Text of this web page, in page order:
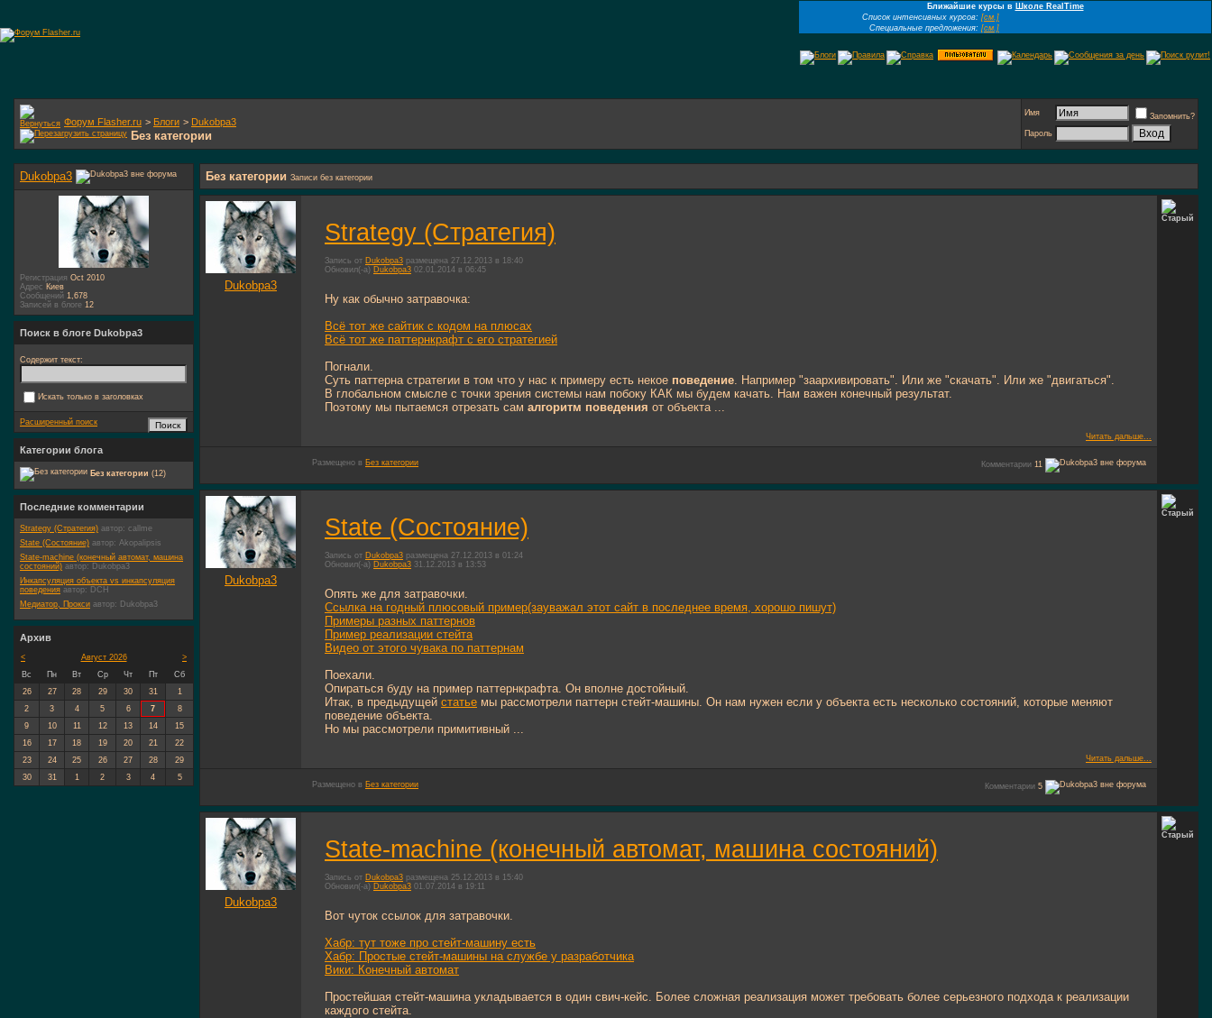
Ближайшие курсы в Школе RealTime
Список интенсивных курсов: [см.]
Специальные предложения: [см.]
Форум Flasher.ru > Блоги > Dukobpa3
Без категории
Имя
Запомнить?
Пароль
Без категории Записи без категории
Dukobpa3
Strategy (Стратегия)
Запись от Dukobpa3 размещена 27.12.2013 в 18:40
Обновил(-а) Dukobpa3 02.01.2014 в 06:45
Ну как обычно затравочка:
Всё тот же сайтик с кодом на плюсах
Всё тот же паттернкрафт с его стратегией
Погнали.
Суть паттерна стратегии в том что у нас к примеру есть некое поведение. Например "заархивировать". Или же "скачать". Или же "двигаться".
В глобальном смысле с точки зрения системы нам побоку КАК мы будем качать. Нам важен конечный результат.
Поэтому мы пытаемся отрезать сам алгоритм поведения от объекта ...
Читать дальше...
Размещено в Без категории Комментарии 11
Dukobpa3
State (Состояние)
Запись от Dukobpa3 размещена 27.12.2013 в 01:24
Обновил(-а) Dukobpa3 31.12.2013 в 13:53
Опять же для затравочки.
Ссылка на годный плюсовый пример(зауважал этот сайт в последнее время, хорошо пишут)
Примеры разных паттернов
Пример реализации стейта
Видео от этого чувака по паттернам
Поехали.
Опираться буду на пример паттернкрафта. Он вполне достойный.
Итак, в предыдущей статье мы рассмотрели паттерн стейт-машины. Он нам нужен если у объекта есть несколько состояний, которые меняют
поведение объекта.
Но мы рассмотрели примитивный ...
Читать дальше...
Размещено в Без категории Комментарии 5
Dukobpa3
State-machine (конечный автомат, машина состояний)
Запись от Dukobpa3 размещена 25.12.2013 в 15:40
Обновил(-а) Dukobpa3 01.07.2014 в 19:11
Вот чуток ссылок для затравочки.
Хабр: тут тоже про стейт-машину есть
Хабр: Простые стейт-машины на службе у разработчика
Вики: Конечный автомат
Простейшая стейт-машина укладывается в один свич-кейс. Более сложная реализация может требовать более серьезного подхода к реализации
каждого стейта.
Dukobpa3
Регистрация Oct 2010
Адрес Киев
Сообщений 1,678
Записей в блоге 12
Поиск в блоге Dukobpa3
Содержит текст:
Искать только в заголовках
Расширенный поиск
Категории блога
Без категории (12)
Последние комментарии
Strategy (Стратегия) автор: callme
State (Состояние) автор: Akopalipsis
State-machine (конечный автомат, машина
состояний) автор: Dukobpa3
Инкапсуляция объекта vs инкапсуляция
поведения автор: DCH
Медиатор, Прокси автор: Dukobpa3
Архив
< >
Август 2026
Вс
Пн Вт Ср Чт Пт
Сб
26
27 28 29 30 31
1
2
3 4 5 6 7
8
9
10 11 12 13 14
15
16
17 18 19 20 21
22
23
24 25 26 27 28
29
30
31 1 2 3 4 5